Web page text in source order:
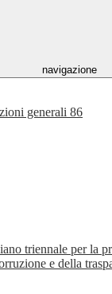
navigazione
generali 86
triennale per la
e della